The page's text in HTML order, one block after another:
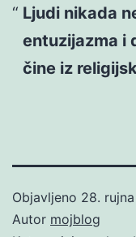
Ljudi nikada
entuzijazma i
čine iz
Objavljeno 28.
Autor mojblog